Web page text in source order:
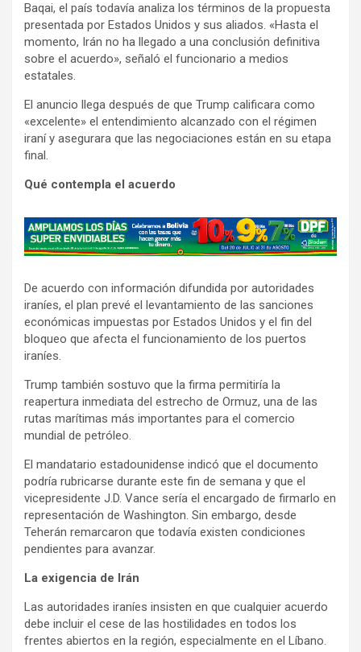
Baqai, el país todavía analiza los términos de la propuesta
presentada por Estados Unidos y sus aliados. «Hasta el
momento, Irán no ha llegado a una conclusión definitiva
sobre el acuerdo», señaló el funcionario a medios
estatales.
El anuncio llega después de que Trump calificara como
«excelente» el entendimiento alcanzado con el régimen
iraní y asegurara que las negociaciones están en su etapa
final.
Qué contempla el acuerdo
A
d
e
r
t
i
e
m
e
n
t
:
De acuerdo con información difundida por autoridades
iraníes, el plan prevé el levantamiento de las sanciones
económicas impuestas por Estados Unidos y el fin del
bloqueo que afecta el funcionamiento de los puertos
iraníes.
Trump también sostuvo que la firma permitiría la
reapertura inmediata del estrecho de Ormuz, una de las
rutas marítimas más importantes para el comercio
mundial de petróleo.
El mandatario estadounidense indicó que el documento
podría rubricarse durante este fin de semana y que el
vicepresidente J.D. Vance sería el encargado de firmarlo en
representación de Washington. Sin embargo, desde
Teherán remarcaron que todavía existen condiciones
pendientes para avanzar.
La exigencia de Irán
Las autoridades iraníes insisten en que cualquier acuerdo
debe incluir el cese de las hostilidades en todos los
frentes abiertos en la región, especialmente en el Líbano.